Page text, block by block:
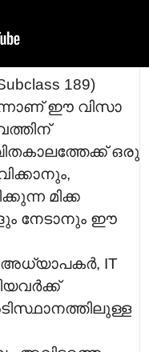
189)
ഈ വിസാ
ഒരു
മിക്ക
നേടാനും ഈ
അധ്യാപകർ, IT